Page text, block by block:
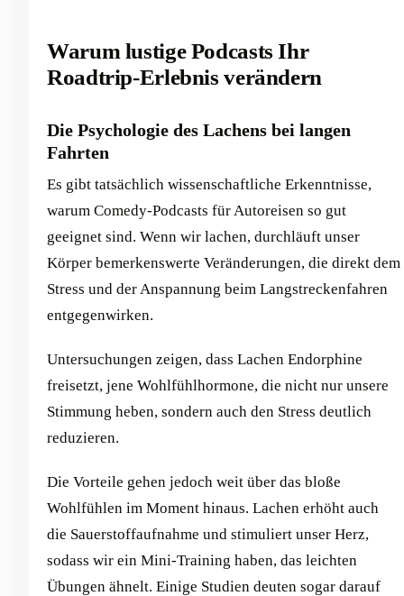
Warum lustige Podcasts Ihr
Roadtrip-Erlebnis verändern
Die Psychologie des Lachens bei langen
Fahrten
Es gibt tatsächlich wissenschaftliche Erkenntnisse,
warum Comedy-Podcasts für Autoreisen so gut
geeignet sind. Wenn wir lachen, durchläuft unser
Körper bemerkenswerte Veränderungen, die direkt dem
Stress und der Anspannung beim Langstreckenfahren
entgegenwirken.
Untersuchungen zeigen, dass Lachen Endorphine
freisetzt, jene Wohlfühlhormone, die nicht nur unsere
Stimmung heben, sondern auch den Stress deutlich
reduzieren.
Die Vorteile gehen jedoch weit über das bloße
Wohlfühlen im Moment hinaus. Lachen erhöht auch
die Sauerstoffaufnahme und stimuliert unser Herz,
sodass wir ein Mini-Training haben, das leichten
Übungen ähnelt. Einige Studien deuten sogar darauf